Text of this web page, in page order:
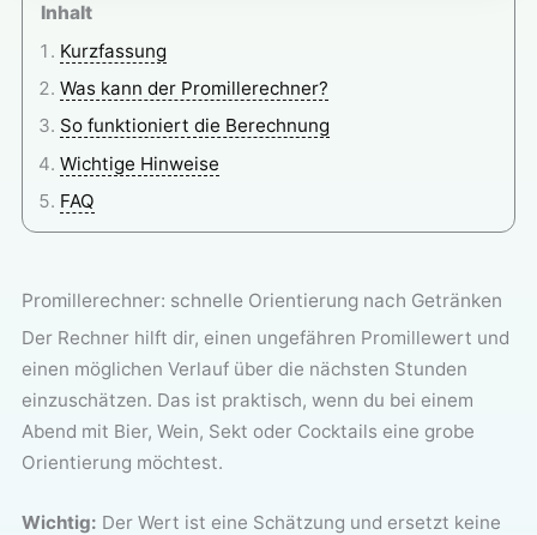
Inhalt
Kurzfassung
Was kann der Promillerechner?
So funktioniert die Berechnung
Wichtige Hinweise
FAQ
Promillerechner: schnelle Orientierung nach Getränken
Der Rechner hilft dir, einen ungefähren Promillewert und
einen möglichen Verlauf über die nächsten Stunden
einzuschätzen. Das ist praktisch, wenn du bei einem
Abend mit Bier, Wein, Sekt oder Cocktails eine grobe
Orientierung möchtest.
Wichtig: Der Wert ist eine Schätzung und ersetzt keine